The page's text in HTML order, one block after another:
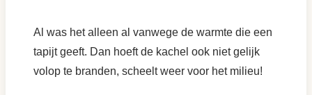
Al was het alleen al vanwege de warmte die een
tapijt geeft. Dan hoeft de kachel ook niet gelijk
volop te branden, scheelt weer voor het milieu!